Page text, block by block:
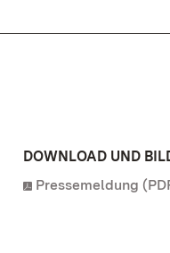
DOWNLOAD UND
Pressemeldung